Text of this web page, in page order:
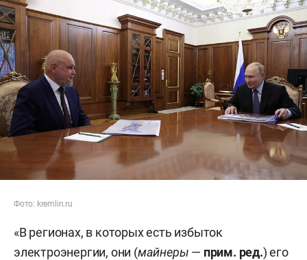
Фото: kremlin.ru
«В регионах, в которых есть избыток
электроэнергии, они (майнеры — прим. ред.) его